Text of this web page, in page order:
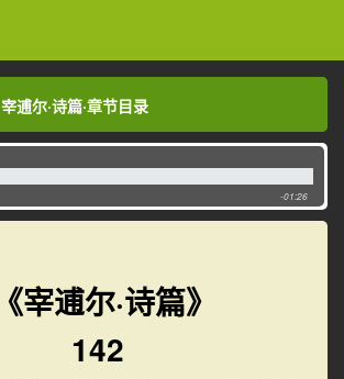
宰逋尔·诗篇·章节目录
宰逋尔·诗篇·章节目录
-01:26
《宰逋尔·诗篇》
142